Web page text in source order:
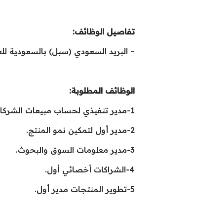
تفاصيل الوظائف:
– البريد السعودي (سبل)
الوظائف المطلوبة:
1-مدير تنفيذي لحساب مبيعات الشركات.
2-مدير أول لتمكين نمو المنتج.
3-مدير معلومات السوق والبحوث.
4-الشراكات أخصائي أول.
5-تطوير المنتجات مدير أول.